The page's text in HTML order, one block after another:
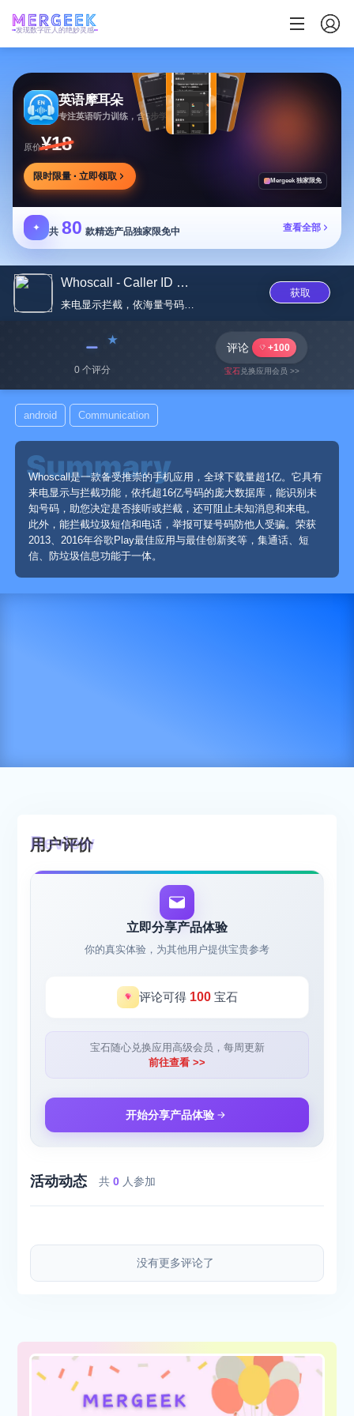
发现数字匠人的绝妙灵感
英语摩耳朵
原价¥18
限时限量 · 立即领取 Mergeek 独家限免
✦ 共 80 款精选产品独家限免中 查看全部
Whoscall - Caller ID & Block
来电显示拦截，依海量号码库防垃...
获取
﹣
0 个评分
评论 +100
宝石兑换应用会员 >>
android Communication
Whoscall是一款备受推崇的手机应用，全球下载量超1亿。它具有
来电显示与拦截功能，依托超16亿号码的庞大数据库，能识别未
知号码，助您决定是否接听或拦截，还可阻止未知消息和来电。
此外，能拦截垃圾短信和电话，举报可疑号码防他人受骗。荣获
2013、2016年谷歌Play最佳应用与最佳创新奖等，集通话、短
信、防垃圾信息功能于一体。
用户评价
立即分享产品体验
你的真实体验，为其他用户提供宝贵参考
评论可得 100宝石
宝石随心兑换应用高级会员，每周更新
前往查看 >>
开始分享产品体验
活动动态 共0 人参加
没有更多评论了